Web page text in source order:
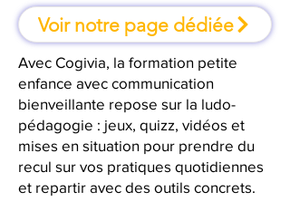
Voir notre page dédiée
Avec Cogivia, la formation petite
enfance avec communication
bienveillante repose sur la ludo-
pédagogie : jeux, quizz, vidéos et
mises en situation pour prendre du
recul sur vos pratiques quotidiennes
et repartir avec des outils concrets.